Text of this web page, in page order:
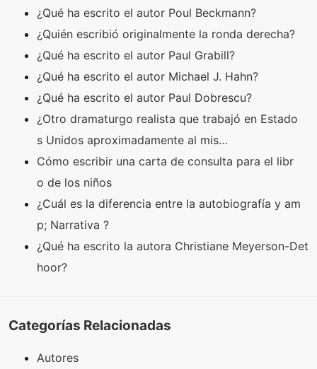
¿Qué ha escrito el autor Poul Beckmann?
¿Quién escribió originalmente la ronda derecha?
¿Qué ha escrito el autor Paul Grabill?
¿Qué ha escrito el autor Michael J. Hahn?
¿Qué ha escrito el autor Paul Dobrescu?
¿Otro dramaturgo realista que trabajó en Estado
s Unidos aproximadamente al mis…
Cómo escribir una carta de consulta para el libr
o de los niños
¿Cuál es la diferencia entre la autobiografía y am
p; Narrativa ?
¿Qué ha escrito la autora Christiane Meyerson-Det
hoor?
Categorías Relacionadas
Autores